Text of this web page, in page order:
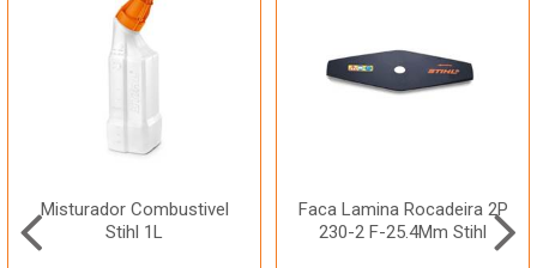
Misturador Combustivel
Stihl 1L
Faca Lamina Rocadeira 2P
230-2 F-25.4Mm Stihl